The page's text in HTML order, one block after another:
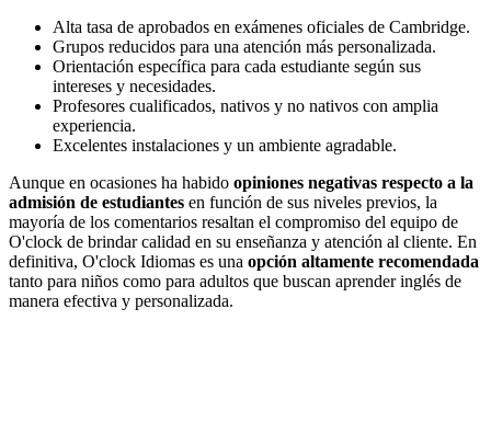
Alta tasa de aprobados en exámenes oficiales de Cambridge.
Grupos reducidos para una atención más personalizada.
Orientación específica para cada estudiante según sus
intereses y necesidades.
Profesores cualificados, nativos y no nativos con amplia
experiencia.
Excelentes instalaciones y un ambiente agradable.
Aunque en ocasiones ha habido opiniones negativas respecto a la
admisión de estudiantes en función de sus niveles previos, la
mayoría de los comentarios resaltan el compromiso del equipo de
O'clock de brindar calidad en su enseñanza y atención al cliente. En
definitiva, O'clock Idiomas es una opción altamente recomendada
tanto para niños como para adultos que buscan aprender inglés de
manera efectiva y personalizada.